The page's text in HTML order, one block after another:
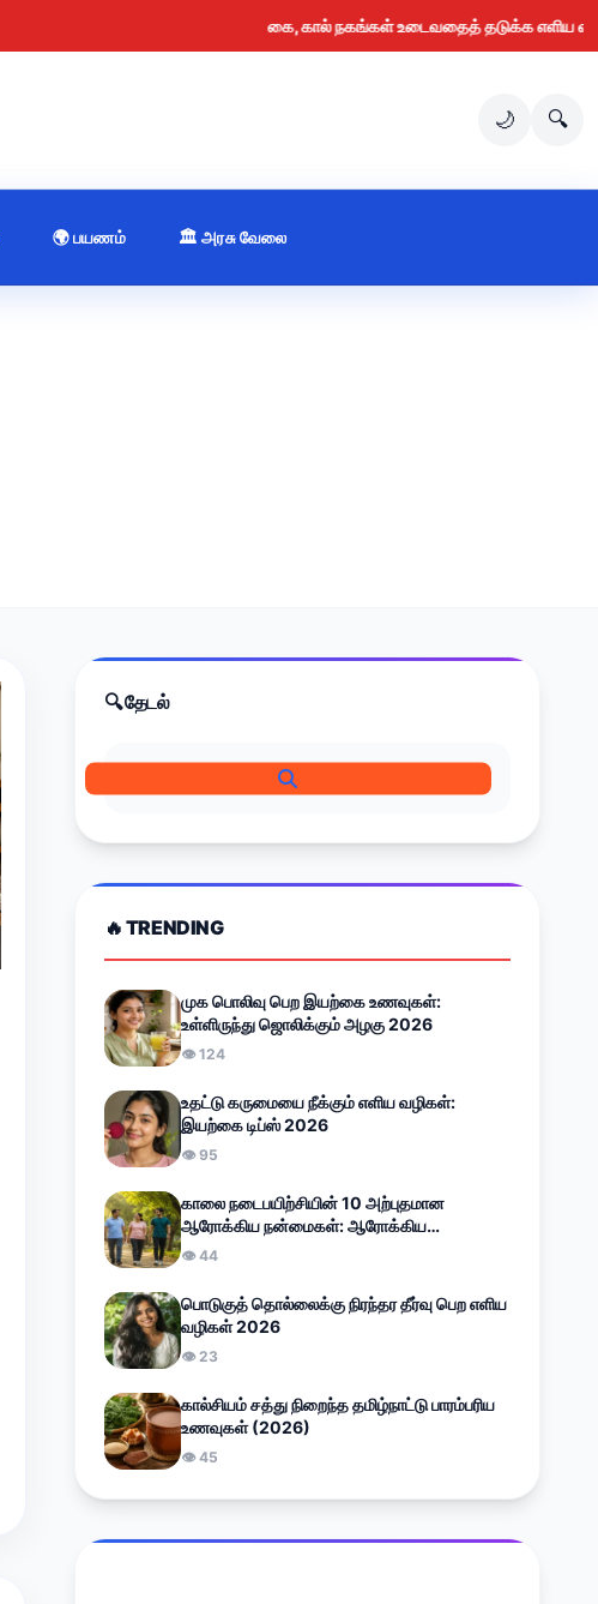
கை, கால் நகங்கள் உடைவதைத் தடுக்க எளிய வழிகள்
🌙 🔍
🌍 பயணம் 🏛️ அரசு வேலை
🔍 தேடல்
🔥 TRENDING
முக பொலிவு பெற இயற்கை உணவுகள்:
உள்ளிருந்து ஜொலிக்கும் அழகு 2026
👁 124
உதட்டு கருமையை நீக்கும் எளிய வழிகள்:
இயற்கை டிப்ஸ் 2026
👁 95
காலை நடைபயிற்சியின் 10 அற்புதமான
ஆரோக்கிய நன்மைகள்: ஆரோக்கிய
வாழ்வுக்கான எளிய வழிகாட்டி (2026)
👁 44
பொடுகுத் தொல்லைக்கு நிரந்தர தீர்வு பெற எளிய
வழிகள் 2026
👁 23
கால்சியம் சத்து நிறைந்த தமிழ்நாட்டு பாரம்பரிய
உணவுகள் (2026)
👁 45